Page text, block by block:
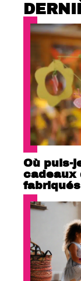
Où puis-
cadeaux